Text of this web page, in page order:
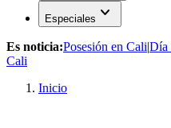
Especiales expand_more
Es noticia:Posesión en Cali|Día
Cali
Inicio